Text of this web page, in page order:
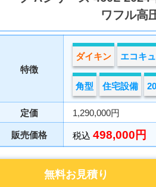
ワフル高
特徴
ダイキン エコキ
角型 住宅設備
定価 1,290,000円
販売価格 税込 498,000円
無料お見積り